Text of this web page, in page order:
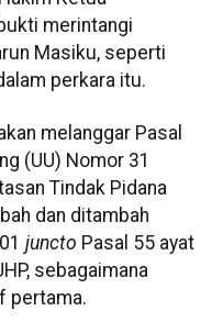
merintangi
Masiku, seperti
perkara itu.
melanggar Pasal
(UU) Nomor 31
Tindak Pidana
dan ditambah
juncto Pasal 55 ayat
sebagaimana
pertama.